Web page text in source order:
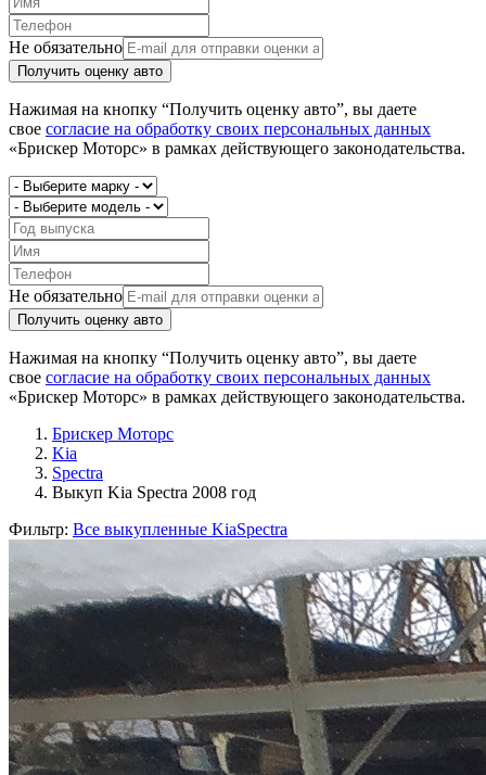
Не обязательно
Получить оценку авто
Нажимая на кнопку “Получить оценку авто”, вы даете
свое согласие на обработку своих персональных данных
«Брискер Моторс» в рамках действующего законодательства.
Не обязательно
Получить оценку авто
Нажимая на кнопку “Получить оценку авто”, вы даете
свое согласие на обработку своих персональных данных
«Брискер Моторс» в рамках действующего законодательства.
Брискер Моторс
Kia
Spectra
Выкуп Kia Spectra 2008 год
Фильтр: Все выкупленные KiaSpectra